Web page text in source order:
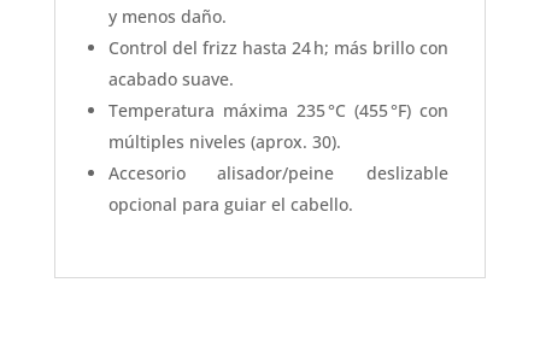
y menos daño.
Control del frizz hasta 24 h; más brillo con
acabado suave.
Temperatura máxima 235 °C (455 °F) con
múltiples niveles (aprox. 30).
Accesorio alisador/peine deslizable
opcional para guiar el cabello.